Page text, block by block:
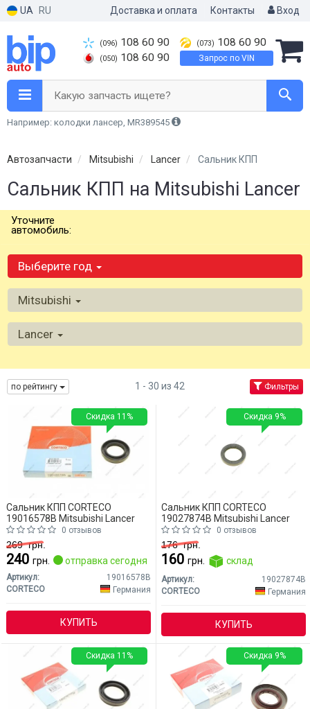
UA RU Доставка и оплата Контакты Вход
(096) 108 60 90
(050) 108 60 90
(073) 108 60 90
Запрос по VIN
Какую запчасть ищете?
Например: колодки лансер, MR389545
Автозапчасти Mitsubishi Lancer Сальник КПП
Сальник КПП на Mitsubishi Lancer
Уточните
автомобиль:
Выберите год
Mitsubishi
Lancer
по рейтингу 1 - 30 из 42 Фильтры
Сальник КПП CORTECO
19016578B Mitsubishi Lancer
0 отзывов
269грн.
240 грн. отправка сегодня
Артикул:
19016578B
CORTECO
Германия
КУПИТЬ
Скидка 11%
Сальник КПП CORTECO
19027874B Mitsubishi Lancer
0 отзывов
176грн.
160 грн. склад
Артикул:
19027874B
CORTECO
Германия
КУПИТЬ
Скидка 9%
Скидка 11% Скидка 9%